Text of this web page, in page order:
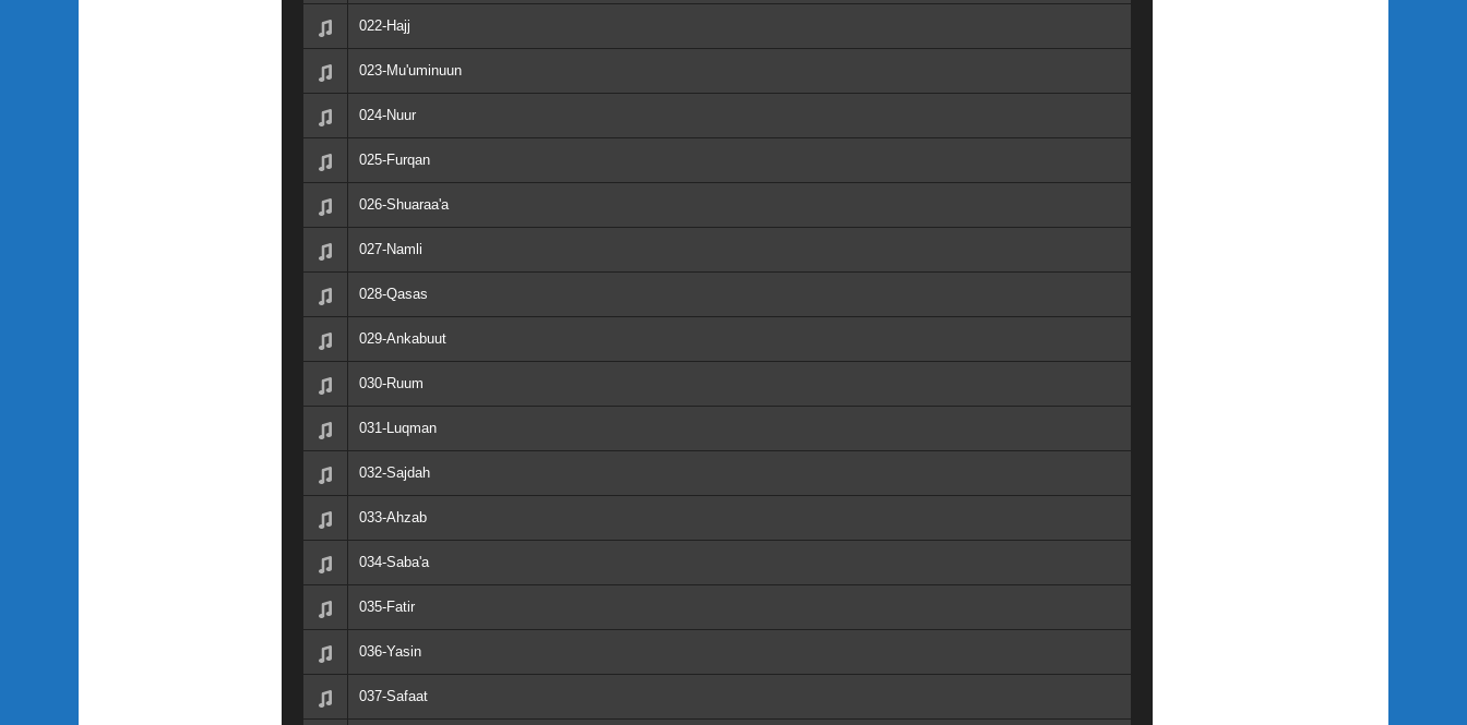
022-Hajj
023-Mu'uminuun
024-Nuur
025-Furqan
026-Shuaraa'a
027-Namli
028-Qasas
029-Ankabuut
030-Ruum
031-Luqman
032-Sajdah
033-Ahzab
034-Saba'a
035-Fatir
036-Yasin
037-Safaat